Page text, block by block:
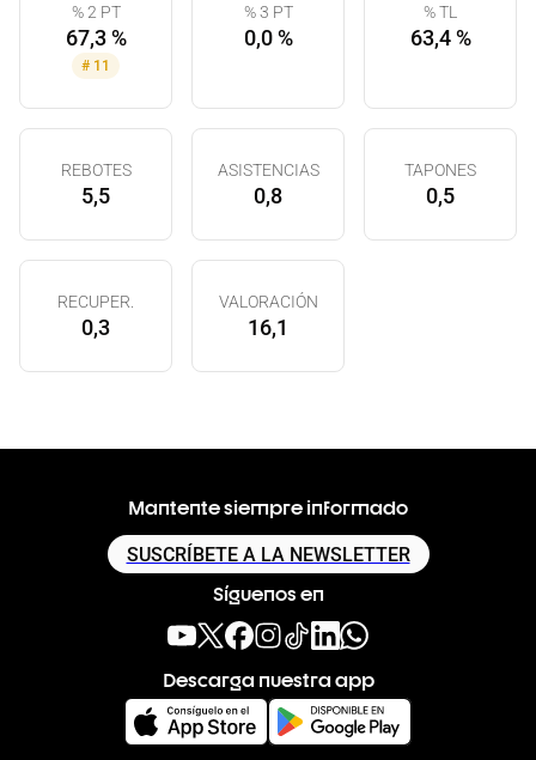
% 2 PT
67,3 %
# 11
% 3 PT
0,0 %
% TL
63,4 %
REBOTES
5,5
ASISTENCIAS
0,8
TAPONES
0,5
RECUPER.
0,3
VALORACIÓN
16,1
Mantente siempre informado
SUSCRÍBETE A LA NEWSLETTER
Síguenos en
Descarga nuestra app